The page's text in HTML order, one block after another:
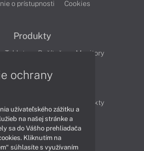
o prístupnosti
Cookies
Produkty
Tablety Počítače Monitory
Produkty
Technológie
Videá
ochrany
užívateľského zážitku a
na našej stránke a
sa do Vášho prehliadača
Kliknutím na
súhlasíte s využívaním